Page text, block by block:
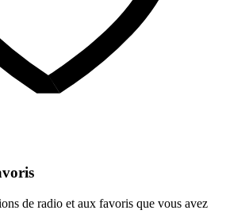
de radio et aux favoris que vous avez